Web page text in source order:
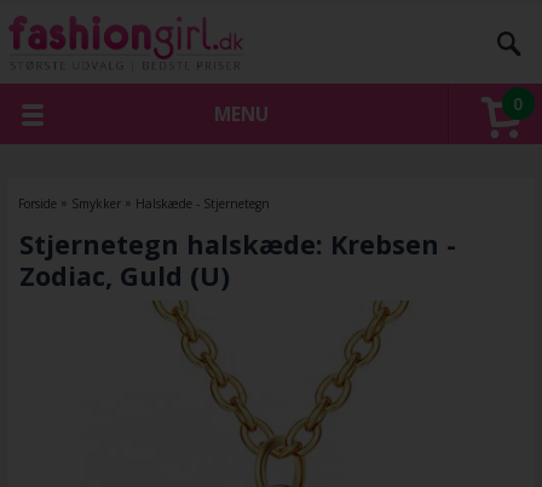
0
MENU
Forside » Smykker» Halskæde - Stjernetegn
Stjernetegn halskæde: Krebsen -
Zodiac, Guld (U)